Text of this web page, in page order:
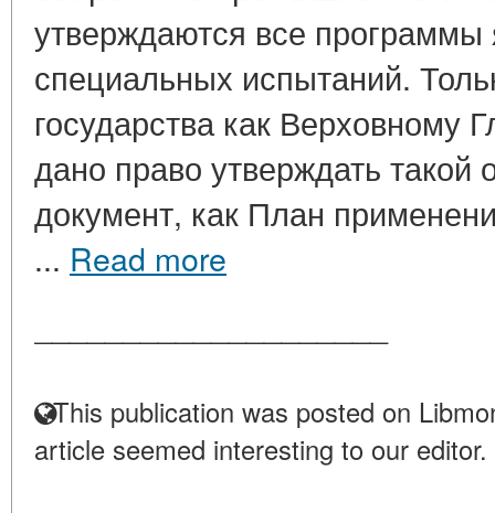
утверждаются все программы
специальных испытаний.
государства как Верховному
дано право утверждать
документ, как План
... Read more
This publication was posted on
article seemed interesting to our editor.